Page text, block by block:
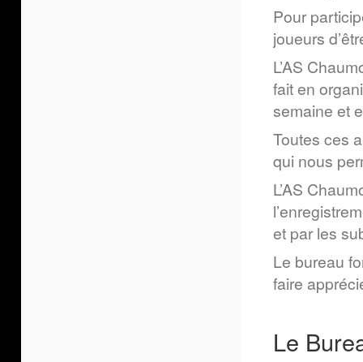
Pour
joueurs
L’AS
fait en
semaine et
Toutes ces
qui nous
L’AS
et par les
Le bureau
faire
Le